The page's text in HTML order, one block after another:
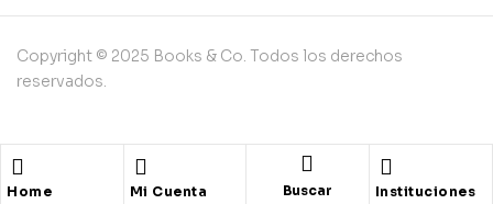
Home Mi Cuenta Buscar Instituciones
Copyright © 2025 Books & Co. Todos los derechos
reservados.